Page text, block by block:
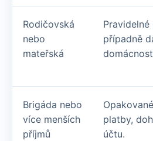
Rodičovská
nebo
mateřská
případně
Brigáda nebo
více menších
příjmů
platby,
účtu.